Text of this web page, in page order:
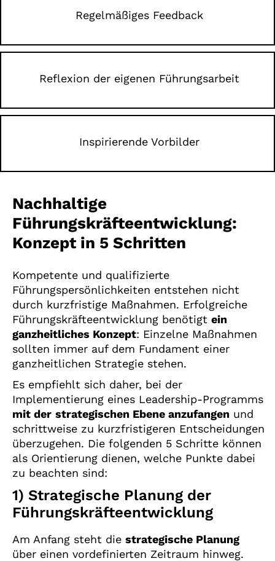
Regelmäßiges Feedback
Reflexion der eigenen Führungsarbeit
Inspirierende Vorbilder
Nachhaltige
Führungskräfteentwicklung:
Konzept in 5 Schritten
Kompetente und qualifizierte
Führungspersönlichkeiten entstehen nicht
durch kurzfristige Maßnahmen. Erfolgreiche
Führungskräfteentwicklung benötigt ein
ganzheitliches Konzept: Einzelne Maßnahmen
sollten immer auf dem Fundament einer
ganzheitlichen Strategie stehen.
Es empfiehlt sich daher, bei der
Implementierung eines Leadership-Programms
mit der strategischen Ebene anzufangen und
schrittweise zu kurzfristigeren Entscheidungen
überzugehen. Die folgenden 5 Schritte können
als Orientierung dienen, welche Punkte dabei
zu beachten sind:
1) Strategische Planung der
Führungskräfteentwicklung
Am Anfang steht die strategische Planung
über einen vordefinierten Zeitraum hinweg.